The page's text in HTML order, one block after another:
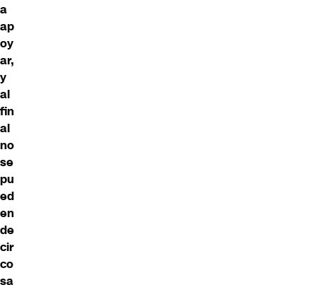
a
ap
oy
ar,
y
al
fin
al
no
se
pu
ed
en
de
cir
co
sa